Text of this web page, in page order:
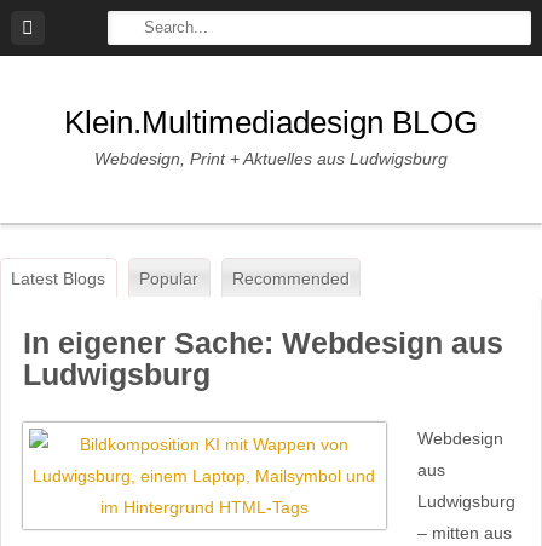
Klein.multimediadesign BLOG
Webdesign, Print + Aktuelles aus Ludwigsburg
Latest Blogs Popular Recommended
In eigener Sache: Webdesign aus
Ludwigsburg
Webdesign
aus
Ludwigsburg
– mitten aus